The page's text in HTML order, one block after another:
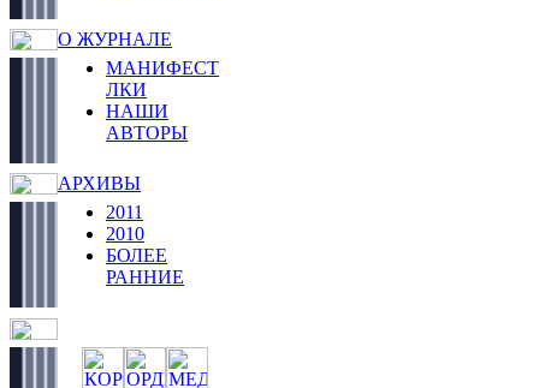
О ЖУРНАЛЕ
МАНИФЕСТ
ЛКИ
НАШИ
АВТОРЫ
АРХИВЫ
2011
2010
БОЛЕЕ
РАННИЕ